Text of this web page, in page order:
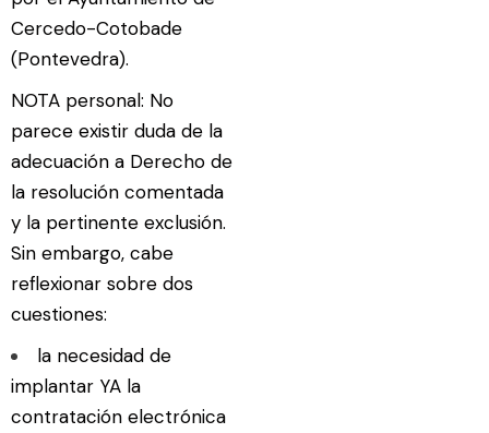
Cercedo-Cotobade
(Pontevedra).
NOTA personal: No
parece existir duda de la
adecuación a Derecho de
la resolución comentada
y la pertinente exclusión.
Sin embargo, cabe
reflexionar sobre dos
cuestiones:
la necesidad de
implantar YA la
contratación electrónica